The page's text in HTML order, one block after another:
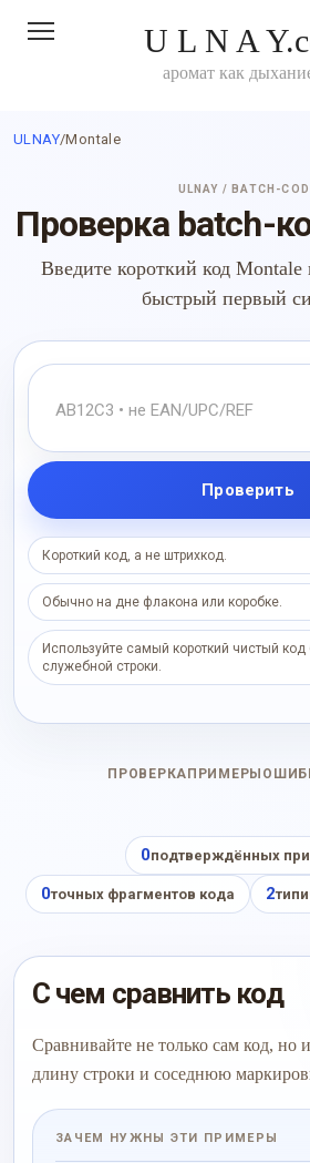
U L N A
аромат как
ULNAY/Montale
ULNAY / BATCH-
Проверка batch-
Введите короткий код Montale
быстрый первый
Проверить
Короткий код, а не штрихкод.
Обычно на дне флакона или коробке.
Используйте самый короткий чистый
служебной строки.
ПРОВЕРКА ПРИМЕРЫ
0подтверждённых
0точных фрагментов кода 2
С чем сравнить код
Сравнивайте не только сам код, но
длину строки и соседнюю
ЗАЧЕМ НУЖНЫ ЭТИ ПРИМЕРЫ